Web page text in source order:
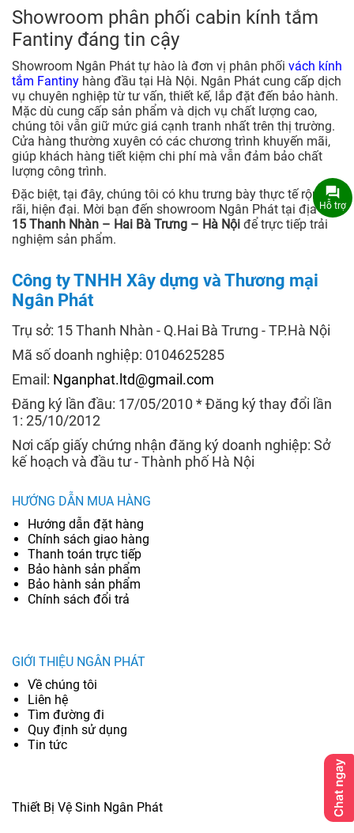
Showroom phân phối cabin kính tắm
Fantiny đáng tin cậy
Showroom Ngân Phát tự hào là đơn vị phân phối vách kính
tắm Fantiny hàng đầu tại Hà Nội. Ngân Phát cung cấp dịch
vụ chuyên nghiệp từ tư vấn, thiết kế, lắp đặt đến bảo hành.
Mặc dù cung cấp sản phẩm và dịch vụ chất lượng cao,
chúng tôi vẫn giữ mức giá cạnh tranh nhất trên thị trường.
Cửa hàng thường xuyên có các chương trình khuyến mãi,
giúp khách hàng tiết kiệm chi phí mà vẫn đảm bảo chất
lượng công trình.
Đặc biệt, tại đây, chúng tôi có khu trưng bày thực tế rộng
rãi, hiện đại. Mời bạn đến showroom Ngân Phát tại địa chỉ
15 Thanh Nhàn – Hai Bà Trưng – Hà Nội để trực tiếp trải
nghiệm sản phẩm.
Công ty TNHH Xây dựng và Thương mại
Ngân Phát
Trụ sở: 15 Thanh Nhàn - Q.Hai Bà Trưng - TP.Hà Nội
Mã số doanh nghiệp: 0104625285
Email: Nganphat.ltd@gmail.com
Đăng ký lần đầu: 17/05/2010 * Đăng ký thay đổi lần
1: 25/10/2012
Nơi cấp giấy chứng nhận đăng ký doanh nghiệp: Sở
kế hoạch và đầu tư - Thành phố Hà Nội
HƯỚNG DẪN MUA HÀNG
Hướng dẫn đặt hàng
Chính sách giao hàng
Thanh toán trực tiếp
Bảo hành sản phẩm
Bảo hành sản phẩm
Chính sách đổi trả
GIỚI THIỆU NGÂN PHÁT
Về chúng tôi
Liên hệ
Tìm đường đi
Quy định sử dụng
Tin tức
Thiết Bị Vệ Sinh Ngân Phát
Hỗ trợ